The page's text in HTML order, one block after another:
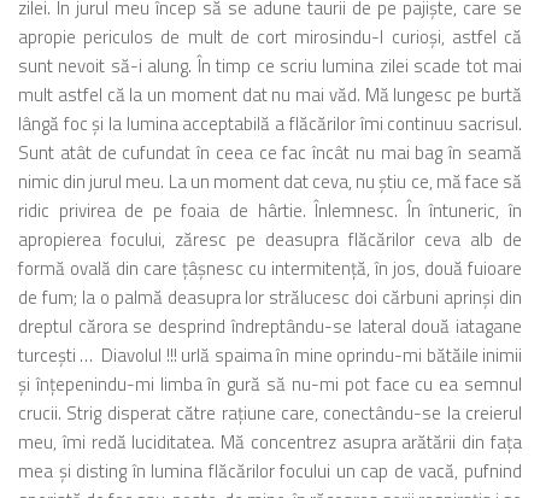
zilei. În jurul meu încep să se adune taurii de pe pajişte, care se
apropie periculos de mult de cort mirosindu-l curioşi, astfel că
sunt nevoit să-i alung. În timp ce scriu lumina zilei scade tot mai
mult astfel că la un moment dat nu mai văd. Mă lungesc pe burtă
lângă foc şi la lumina acceptabilă a flăcărilor îmi continuu sacrisul.
Sunt atât de cufundat în ceea ce fac încât nu mai bag în seamă
nimic din jurul meu. La un moment dat ceva, nu ştiu ce, mă face să
ridic privirea de pe foaia de hârtie. Înlemnesc. În întuneric, în
apropierea focului, zăresc pe deasupra flăcărilor ceva alb de
formă ovală din care ţâşnesc cu intermitenţă, în jos, două fuioare
de fum; la o palmă deasupra lor strălucesc doi cărbuni aprinşi din
dreptul cărora se desprind îndreptându-se lateral două iatagane
turceşti … Diavolul !!! urlă spaima în mine oprindu-mi bătăile inimii
şi înţepenindu-mi limba în gură să nu-mi pot face cu ea semnul
crucii. Strig disperat către raţiune care, conectându-se la creierul
meu, îmi redă luciditatea. Mă concentrez asupra arătării din faţa
mea şi disting în lumina flăcărilor focului un cap de vacă, pufnind